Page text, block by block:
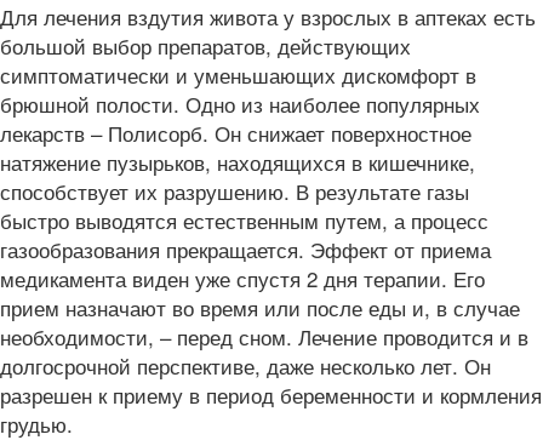
Для лечения вздутия живота у взрослых в аптеках есть
большой выбор препаратов, действующих
симптоматически и уменьшающих дискомфорт в
брюшной полости. Одно из наиболее популярных
лекарств – Полисорб. Он снижает поверхностное
натяжение пузырьков, находящихся в кишечнике,
способствует их разрушению. В результате газы
быстро выводятся естественным путем, а процесс
газообразования прекращается. Эффект от приема
медикамента виден уже спустя 2 дня терапии. Его
прием назначают во время или после еды и, в случае
необходимости, – перед сном. Лечение проводится и в
долгосрочной перспективе, даже несколько лет. Он
разрешен к приему в период беременности и кормления
грудью.